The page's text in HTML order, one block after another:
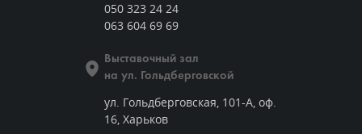
050 323 24 24
063 604 69 69
Выставочный зал
на ул. Гольдберговской
ул. Гольдберговская, 101-А, оф.
16, Харьков